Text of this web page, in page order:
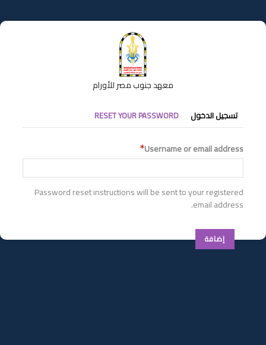
إلى
المحتوى
معهد جنوب مصر للأورام
التبويبات
الأساسية
تسجيل الدخول RESET YOUR PASSWORD
Username or email address
Password reset instructions will be sent to your registered
email address.